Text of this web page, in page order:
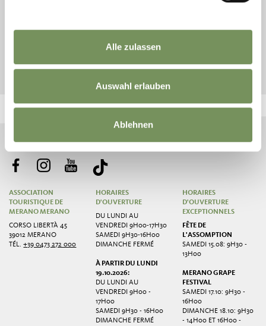
Alle zulassen
Auswahl erlauben
Ablehnen
RECHERCHE
ASSOCIATION
TOURISTIQUE DE
MERANO MERANO
CORSO LIBERTÀ 45
39012 MERANO
TÉL.+39 0473 272 000
HORAIRES
D'OUVERTURE
DU LUNDI AU
VENDREDI 9H00-17H30
SAMEDI 9H30-16H00
DIMANCHE FERMÉ
À PARTIR DU LUNDI
19.10.2026:
DU LUNDI AU
VENDREDI 9H00 -
17H00
SAMEDI 9H30 - 16H00
DIMANCHE FERMÉ
HORAIRES
D'OUVERTURE
EXCEPTIONNELS
FÊTE DE
L'ASSOMPTION
SAMEDI 15.08: 9H30 -
13H00
MERANO GRAPE
FESTIVAL
SAMEDI 17.10: 9H30 -
16H00
DIMANCHE 18.10: 9H30
- 14H00 ET 16H00 -